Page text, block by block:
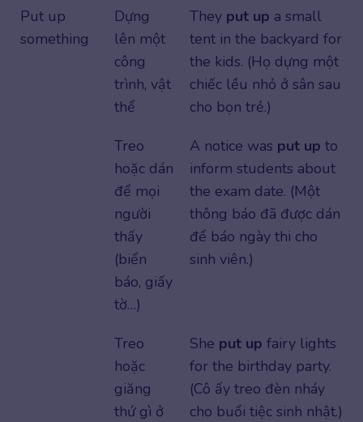
Put up
something
Dựng
lên một
công
trình, vật
thể
They put up a small
tent in the backyard for
the kids. (Họ dựng một
chiếc lều nhỏ ở sân sau
cho bọn trẻ.)
Treo
hoặc dán
để mọi
người
thấy
(biển
báo, giấy
tờ…)
A notice was put up to
inform students about
the exam date. (Một
thông báo đã được dán
để báo ngày thi cho
sinh viên.)
Treo
hoặc
giăng
thứ gì ở
She put up fairy lights
for the birthday party.
(Cô ấy treo đèn nháy
cho buổi tiệc sinh nhật.)